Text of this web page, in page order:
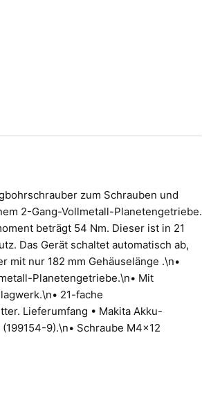
zum Schrauben und
2-Gang-Vollmetall-Planetengetriebe.
beträgt 54 Nm. Dieser ist in 21
Das Gerät schaltet automatisch ab,
mit nur 182 mm Gehäuselänge .\n•
Planetengetriebe.\n• Mit
21-fache
Lieferumfang • Makita Akku-
9).\n• Schraube M4x12